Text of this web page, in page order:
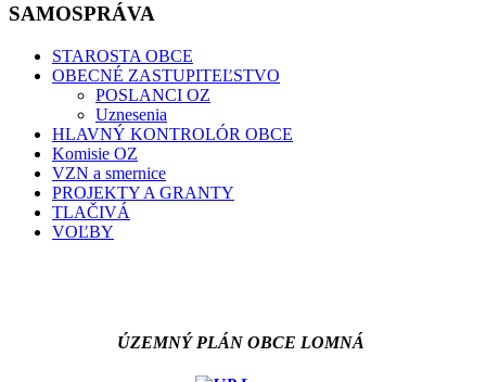
SAMOSPRÁVA
STAROSTA OBCE
OBECNÉ ZASTUPITEĽSTVO
POSLANCI OZ
Uznesenia
HLAVNÝ KONTROLÓR OBCE
Komisie OZ
VZN a smernice
PROJEKTY A GRANTY
TLAČIVÁ
VOĽBY
ÚZEMNÝ PLÁN OBCE LOMNÁ